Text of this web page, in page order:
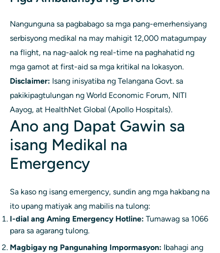
Nangunguna sa pagbabago sa mga pang-emerhensiyang
serbisyong medikal na may mahigit 12,000 matagumpay
na flight, na nag-aalok ng real-time na paghahatid ng
mga gamot at first-aid sa mga kritikal na lokasyon.
Disclaimer: Isang inisyatiba ng Telangana Govt. sa
pakikipagtulungan ng World Economic Forum, NITI
Aayog, at HealthNet Global (Apollo Hospitals).
Ano ang Dapat Gawin sa
isang Medikal na
Emergency
Sa kaso ng isang emergency, sundin ang mga hakbang na
ito upang matiyak ang mabilis na tulong:
I-dial ang Aming Emergency Hotline: Tumawag sa 1066
para sa agarang tulong.
Magbigay ng Pangunahing Impormasyon: Ibahagi ang